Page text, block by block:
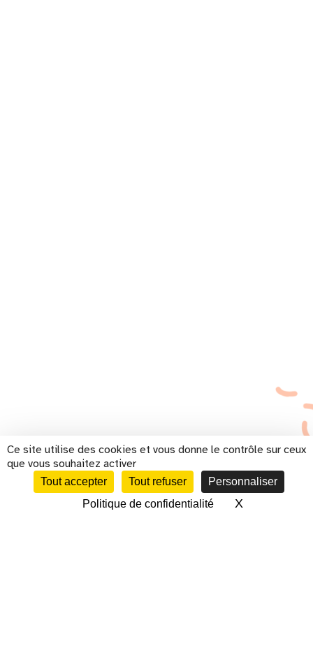
Ce site utilise des cookies et vous donne le contrôle sur ceux
que vous souhaitez activer
Tout accepter Tout refuser
Personnaliser
Politique de confidentialité
XMasquer le
CALENDRIER